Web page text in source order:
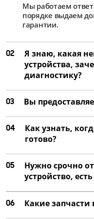
Мы работаем
порядке выдаем
гарантии.
02
Я знаю, какая
устройства,
диагностику?
03 Вы
04
Как узнать,
готово?
05
Нужно срочно
устройство,
06 Какие запчасти